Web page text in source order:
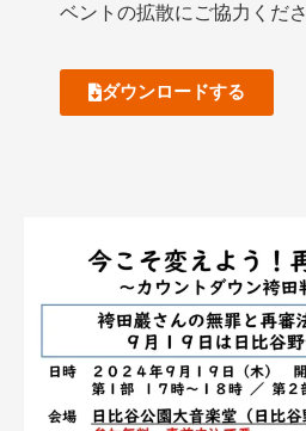
ベントの拡散にご協力くださ
ダウンロードする